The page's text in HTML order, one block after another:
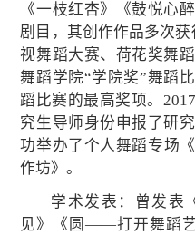
《一枝红杏》《鼓悦心
剧目，其创作作品多次
视舞蹈大赛、荷花奖舞
舞蹈学院“学院奖”舞蹈
蹈比赛的最高奖项。
究生导师身份申报了研
功举办了个人舞蹈专场
作坊》。
学术发表：曾发表
见》《圆――打开舞蹈